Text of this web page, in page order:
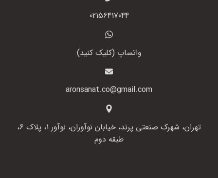
02156417044
واتساپ (کلیک کنید)
aronsanat.co@gmail.com
تهران، شهرک صنعتی پرند، خیابان نوآوران، نوآور 1، پلاک 6،
طبقه دوم